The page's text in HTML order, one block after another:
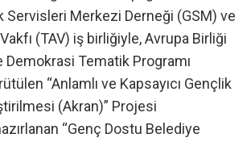
Servisleri Merkezi Derneği (GSM) ve
(TAV) iş birliğiyle, Avrupa Birliği
Demokrasi Tematik Programı
“Anlamlı ve Kapsayıcı Gençlik
(Akran)” Projesi
“Genç Dostu Belediye